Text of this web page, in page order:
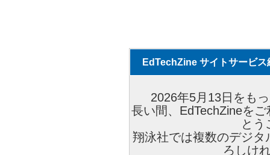
EdTechZine サイトサービス
2026年5月13日をも
長い間、EdTechZineを
とう
翔泳社では複数のデジ
ろしけ